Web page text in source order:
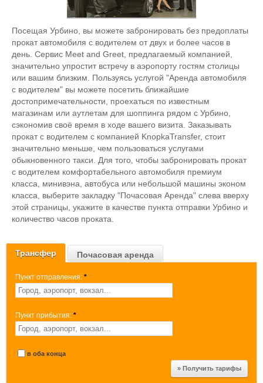
Трансфер Почасовая аренда
Пункт отправления: *
Пункт прибытия: *
в оба конца
Посещая Урбино, вы можете забронировать без предоплаты
прокат автомобиля с водителем от двух и более часов в
день. Сервис Meet and Greet, предлагаемый компанией,
значительно упростит встречу в аэропорту гостям столицы
или вашим близким. Пользуясь услугой "Аренда автомобиля
с водителем" вы можете посетить ближайшие
достопримечательности, проехаться по известным
магазинам или аутлетам для шоппинга рядом с Урбино,
сэкономив своё время в ходе вашего визита. Заказывать
прокат с водителем с компанией KnopkaTransfer, стоит
значительно меньше, чем пользоваться услугами
обыкновенного такси. Для того, чтобы забронировать прокат
с водителем комфортабельного автомобиля премиум
класса, минивэна, автобуса или небольшой машины эконом
класса, выберите закладку "Почасовая Аренда" слева вверху
этой страницы, укажите в качестве пункта отправки Урбино и
количество часов проката.